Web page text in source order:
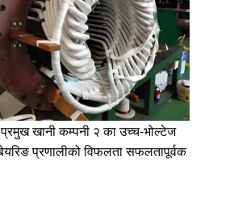
खानी कम्पनी २ का उच्च-भोल्टेज
प्रणालीको विफलता सफलतापूर्वक